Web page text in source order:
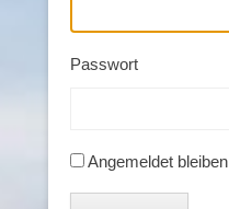
Passwort
Angemeldet bleiben